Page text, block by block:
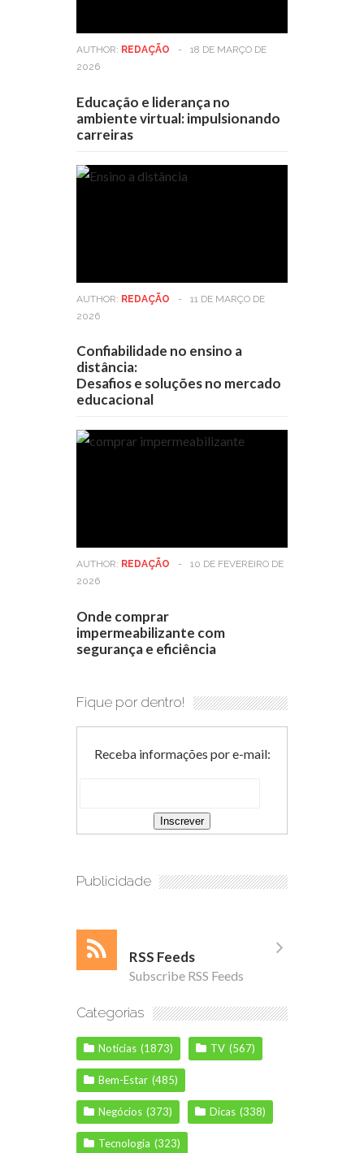
AUTHOR: REDAÇÃO -
18 DE MARÇO DE
2026
Educação e liderança no
ambiente virtual: impulsionando
carreiras
AUTHOR: REDAÇÃO -
11 DE MARÇO DE
2026
Confiabilidade no ensino a
distância:
Desafios e soluções no mercado
educacional
AUTHOR: REDAÇÃO -
10 DE FEVEREIRO DE
2026
Onde comprar
impermeabilizante com
segurança e eficiência
Fique por dentro!
Receba informações por e-mail:
Publicidade
RSS Feeds
Subscribe RSS Feeds
Categorias
Notícias (1873) TV (567)
Bem-Estar (485)
Negócios (373) Dicas (338)
Tecnologia (323)